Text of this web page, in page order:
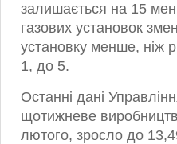
залишається на 15
газових установок
установку менше, ніж
1, до 5.
Останні дані
щотижневе
лютого, зросло до